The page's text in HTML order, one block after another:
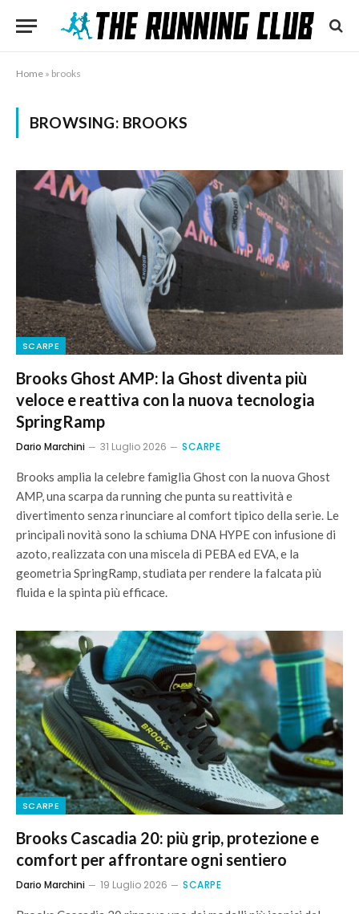
Home » brooks
BROWSING: BROOKS
SCARPE
Brooks Ghost AMP: la Ghost diventa più
veloce e reattiva con la nuova tecnologia
SpringRamp
Dario Marchini 31 Luglio 2026 SCARPE
Brooks amplia la celebre famiglia Ghost con la nuova Ghost
AMP, una scarpa da running che punta su reattività e
divertimento senza rinunciare al comfort tipico della serie. Le
principali novità sono la schiuma DNA HYPE con infusione di
azoto, realizzata con una miscela di PEBA ed EVA, e la
geometria SpringRamp, studiata per rendere la falcata più
fluida e la spinta più efficace.
SCARPE
Brooks Cascadia 20: più grip, protezione e
comfort per affrontare ogni sentiero
Dario Marchini 19 Luglio 2026 SCARPE